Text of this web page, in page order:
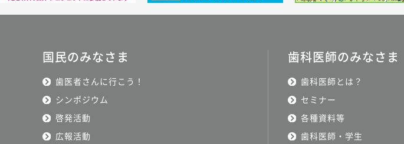
国民のみなさま
歯医者さんに行こう！
シンポジウム
啓発活動
広報活動
歯科医師のみなさま
歯科医師とは？
セミナー
各種資料等
歯科医師・学生